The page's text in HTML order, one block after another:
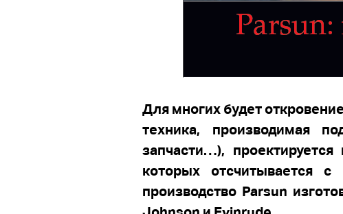
Для многих будет
техника, производимая
запчасти…),
которых отсчитывается
производство Parsun